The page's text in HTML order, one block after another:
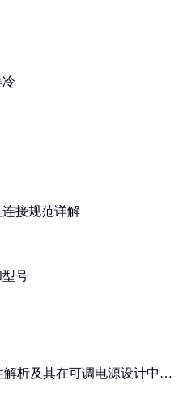
冷
接规范详解
号
解析及其在可调电源设计中的